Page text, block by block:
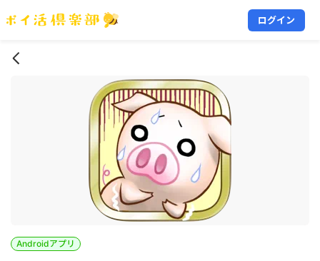
ログイン
Androidアプリ